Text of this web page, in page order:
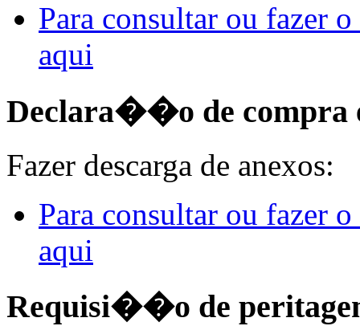
Para consultar ou fazer
aqui
Declara��o de compra
Fazer descarga de anexos:
Para consultar ou fazer
aqui
Requisi��o de